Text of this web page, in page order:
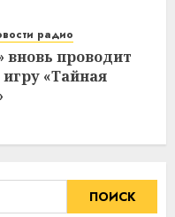
радио
вновь проводит
«Тайная